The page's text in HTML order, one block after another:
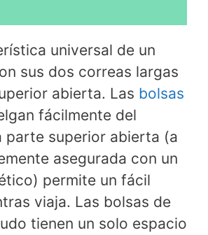
universal de un
sus dos correas largas
abierta. Las bolsas
fácilmente del
parte superior abierta (a
asegurada con un
permite un fácil
viaja. Las bolsas de
tienen un solo espacio